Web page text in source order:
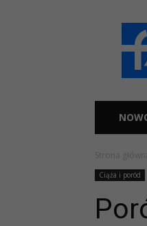
Strona główna
Ciąża i poród